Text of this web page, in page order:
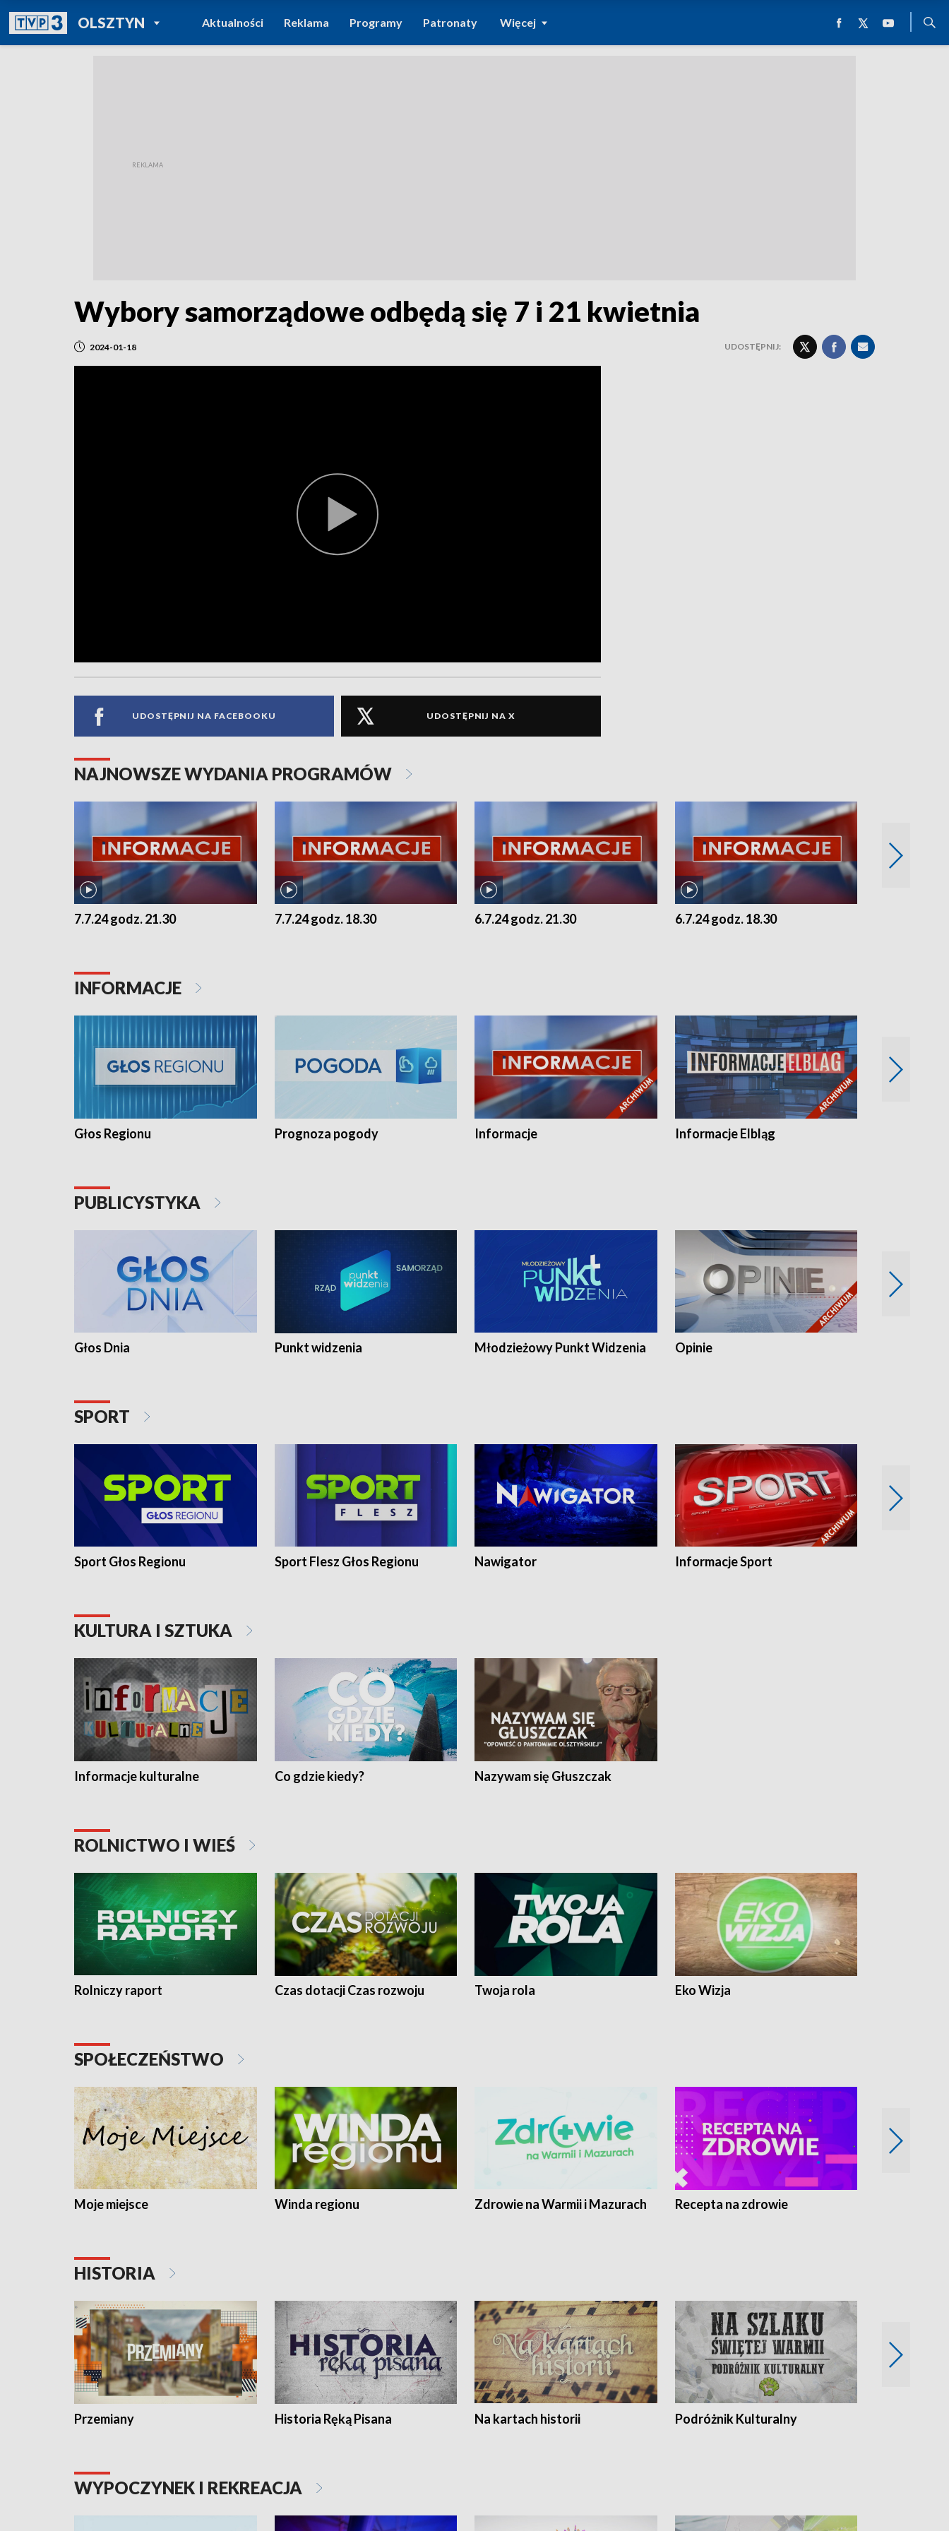
OLSZTYNPOWRÓT DO
TVP REGIONY
Aktualności Reklama Programy Patronaty Więcej
Wybory samorządowe odbędą się 7 i 21 kwietnia
2024-01-18 UDOSTĘPNIJ:
UDOSTĘPNIJ NA FACEBOOKU UDOSTĘPNIJ NA X
NAJNOWSZE WYDANIA PROGRAMÓW
7.7.24 godz. 21.30 7.7.24 godz. 18.30 6.7.24 godz. 21.30 6.7.24 godz. 18.30
INFORMACJE
Głos Regionu Prognoza pogody Informacje Informacje Elbląg
PUBLICYSTYKA
Głos Dnia Punkt widzenia Młodzieżowy Punkt Widzenia Opinie
SPORT
Sport Głos Regionu Sport Flesz Głos Regionu Nawigator Informacje Sport
KULTURA I SZTUKA
Informacje kulturalne Co gdzie kiedy? Nazywam się Głuszczak
ROLNICTWO I WIEŚ
Rolniczy raport Czas dotacji Czas rozwoju Twoja rola Eko Wizja
SPOŁECZEŃSTWO
Moje miejsce Winda regionu Zdrowie na Warmii i Mazurach Recepta na zdrowie
HISTORIA
Przemiany Historia Ręką Pisana Na kartach historii Podróżnik Kulturalny
WYPOCZYNEK I REKREACJA